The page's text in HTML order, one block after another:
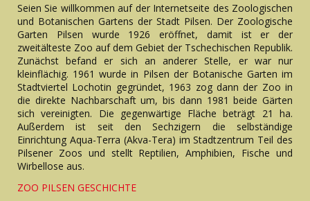
Seien Sie willkommen auf der Internetseite des Zoologischen
und Botanischen Gartens der Stadt Pilsen. Der Zoologische
Garten Pilsen wurde 1926 eröffnet, damit ist er der
zweitälteste Zoo auf dem Gebiet der Tschechischen Republik.
Zunächst befand er sich an anderer Stelle, er war nur
kleinflächig. 1961 wurde in Pilsen der Botanische Garten im
Stadtviertel Lochotin gegründet, 1963 zog dann der Zoo in
die direkte Nachbarschaft um, bis dann 1981 beide Gärten
sich vereinigten. Die gegenwärtige Fläche beträgt 21 ha.
Außerdem ist seit den Sechzigern die selbständige
Einrichtung Aqua-Terra (Akva-Tera) im Stadtzentrum Teil des
Pilsener Zoos und stellt Reptilien, Amphibien, Fische und
Wirbellose aus.
ZOO PILSEN GESCHICHTE